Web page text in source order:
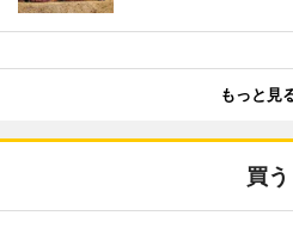
もっと見
買う